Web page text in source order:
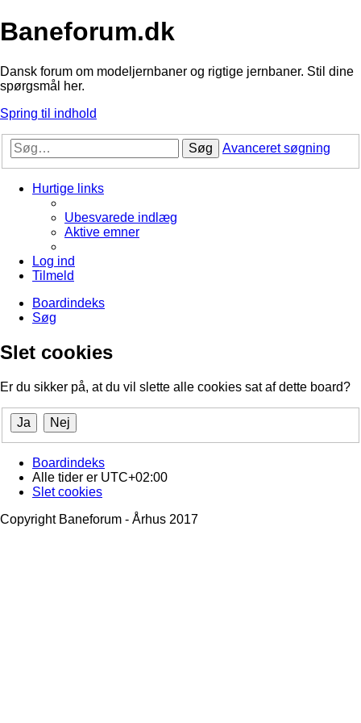
Baneforum.dk
Dansk forum om modeljernbaner og rigtige jernbaner. Stil dine
spørgsmål her.
Spring til indhold
Søg Avanceret søgning
Hurtige links
Ubesvarede indlæg
Aktive emner
Log ind
Tilmeld
Boardindeks
Søg
Slet cookies
Er du sikker på, at du vil slette alle cookies sat af dette board?
Boardindeks
Alle tider er UTC+02:00
Slet cookies
Copyright Baneforum - Århus 2017